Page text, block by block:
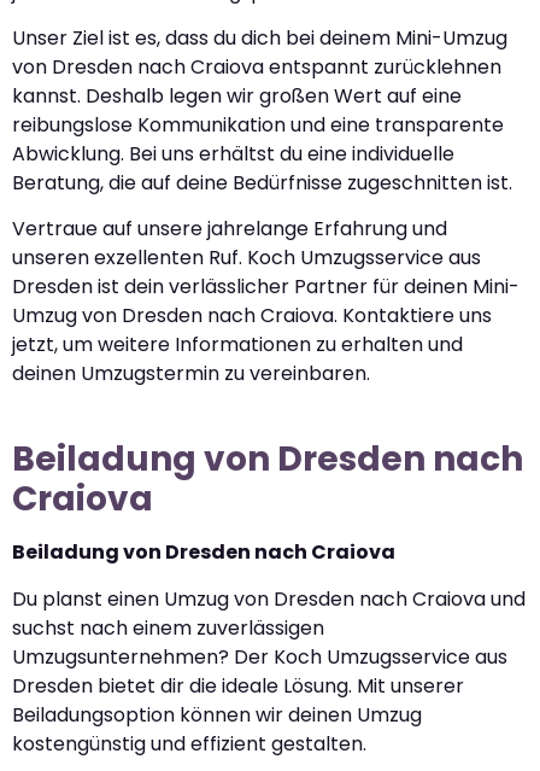
Unser Ziel ist es, dass du dich bei deinem Mini-Umzug
von Dresden nach Craiova entspannt zurücklehnen
kannst. Deshalb legen wir großen Wert auf eine
reibungslose Kommunikation und eine transparente
Abwicklung. Bei uns erhältst du eine individuelle
Beratung, die auf deine Bedürfnisse zugeschnitten ist.
Vertraue auf unsere jahrelange Erfahrung und
unseren exzellenten Ruf. Koch Umzugsservice aus
Dresden ist dein verlässlicher Partner für deinen Mini-
Umzug von Dresden nach Craiova. Kontaktiere uns
jetzt, um weitere Informationen zu erhalten und
deinen Umzugstermin zu vereinbaren.
Beiladung von Dresden nach
Craiova
Beiladung von Dresden nach Craiova
Du planst einen Umzug von Dresden nach Craiova und
suchst nach einem zuverlässigen
Umzugsunternehmen? Der Koch Umzugsservice aus
Dresden bietet dir die ideale Lösung. Mit unserer
Beiladungsoption können wir deinen Umzug
kostengünstig und effizient gestalten.